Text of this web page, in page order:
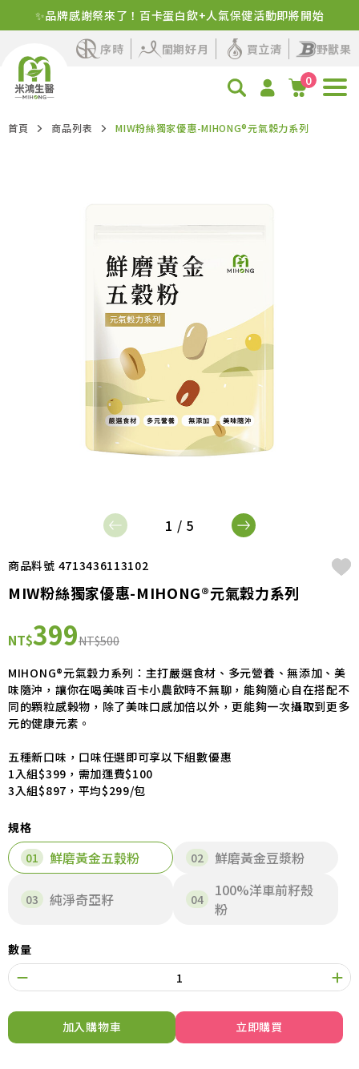
新客首購！明星商品+1元多1件
序時
閨期好月 買立清
野獸果
0
首頁 商品列表 MIW粉絲獨家優惠-MIHONG®元氣穀力系列
1 / 5
商品料號 4713436113102
MIW粉絲獨家優惠-MIHONG®元氣穀力系列
NT$399NT$500
MIHONG®元氣穀力系列：主打嚴選食材、多元營養、無添加、美
味隨沖，讓你在喝美味百卡小農飲時不無聊，能夠隨心自在搭配不
同的顆粒感榖物，除了美味口感加倍以外，更能夠一次攝取到更多
元的健康元素。
五種新口味，口味任選即可享以下組數優惠
1入組$399，需加運費$100
3入組$897，平均$299/包
規格
鮮磨黃金五穀粉 鮮磨黃金豆漿粉
純淨奇亞籽
100%洋車前籽殼
粉
數量
加入購物車 立即購買